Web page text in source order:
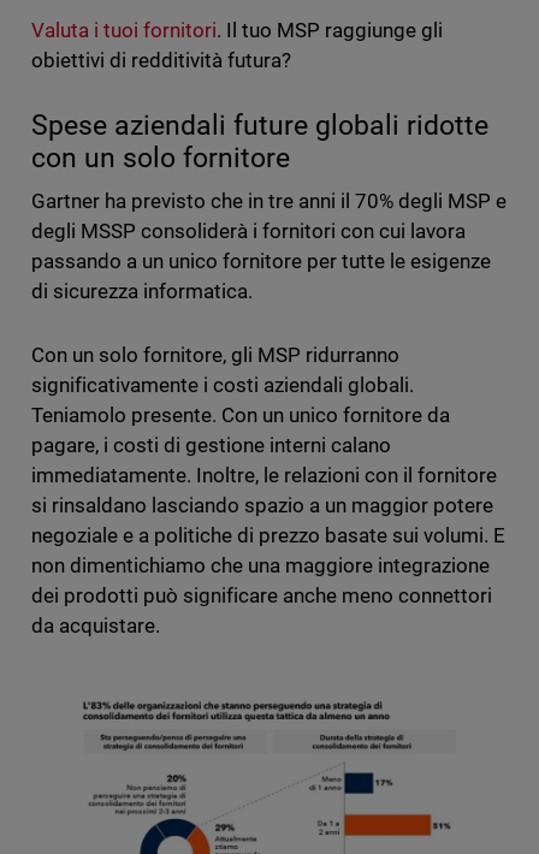
Valuta i tuoi fornitori. Il tuo MSP raggiunge gli
obiettivi di redditività futura?
Spese aziendali future globali ridotte
con un solo fornitore
Gartner ha previsto che in tre anni il 70% degli MSP e
degli MSSP consoliderà i fornitori con cui lavora
passando a un unico fornitore per tutte le esigenze
di sicurezza informatica.
Con un solo fornitore, gli MSP ridurranno
significativamente i costi aziendali globali.
Teniamolo presente. Con un unico fornitore da
pagare, i costi di gestione interni calano
immediatamente. Inoltre, le relazioni con il fornitore
si rinsaldano lasciando spazio a un maggior potere
negoziale e a politiche di prezzo basate sui volumi. E
non dimentichiamo che una maggiore integrazione
dei prodotti può significare anche meno connettori
da acquistare.